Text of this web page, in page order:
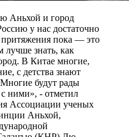
Аньхой и город
у нас достаточно
пока — это
знать, как
В Китае многие,
с детства знают
будут рады
с ними», - отметил
Ассоциации ученых
Аньхой,